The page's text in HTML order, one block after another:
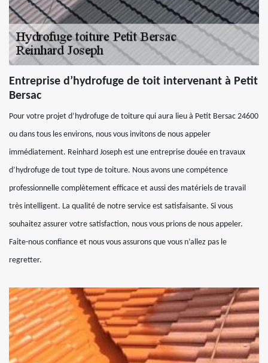
Entreprise d’hydrofuge de toit intervenant à Petit
Bersac
Pour votre projet d’hydrofuge de toiture qui aura lieu à Petit Bersac 24600
ou dans tous les environs, nous vous invitons de nous appeler
immédiatement. Reinhard Joseph est une entreprise douée en travaux
d’hydrofuge de tout type de toiture. Nous avons une compétence
professionnelle complètement efficace et aussi des matériels de travail
très intelligent. La qualité de notre service est satisfaisante. Si vous
souhaitez assurer votre satisfaction, nous vous prions de nous appeler.
Faite-nous confiance et nous vous assurons que vous n’allez pas le
regretter.